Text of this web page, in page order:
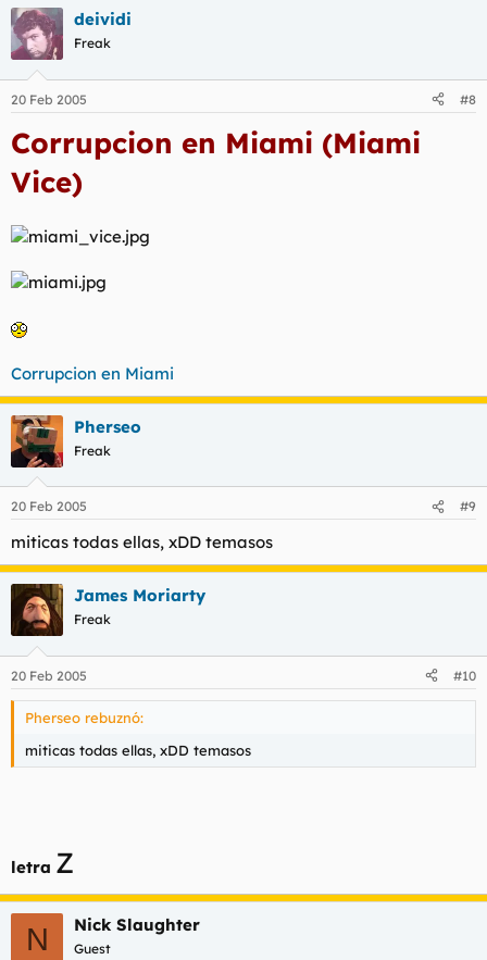
deividi
Freak
20 Feb 2005 #8
Corrupcion en Miami (Miami
Vice)
Corrupcion en Miami
Pherseo
Freak
20 Feb 2005 #9
miticas todas ellas, xDD temasos
James Moriarty
Freak
20 Feb 2005 #10
Pherseo rebuznó:
miticas todas ellas, xDD temasos
letra Z
N Nick Slaughter
Guest